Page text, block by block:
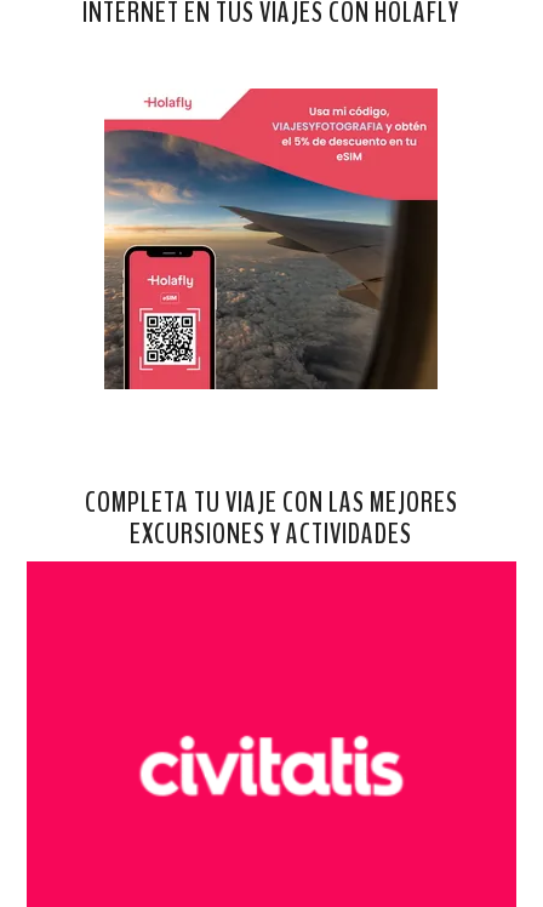
INTERNET EN TUS VIAJES CON HOLAFLY
COMPLETA TU VIAJE CON LAS MEJORES
EXCURSIONES Y ACTIVIDADES